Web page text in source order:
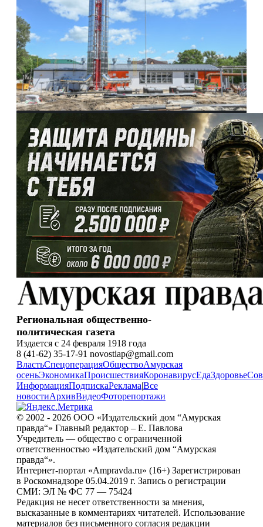
Региональная общественно-
политическая газета
Издается с 24 февраля 1918 года
8 (41-62) 35-17-91 novostiap@gmail.com
ВластьСпецоперацияОбществоАмурская
осеньЭкономикаПроисшествияКоронавирусЕдаЗдоровье
ИнформацияПодпискаРеклама|Все
новостиАрхивВидеоФоторепортажи
© 2002 - 2026 ООО «Издательский дом “Амурская
правда“» Главный редактор – Е. Павлова
Учредитель — общество с ограниченной
ответственностью «Издательский дом “Амурская
правда“».
Интернет-портал «Ampravda.ru» (16+) Зарегистрирован
в Роскомнадзоре 05.04.2019 г. Запись о регистрации
СМИ: ЭЛ № ФС 77 — 75424
Редакция не несет ответственности за мнения,
высказанные в комментариях читателей. Использование
материалов без письменного согласия редакции